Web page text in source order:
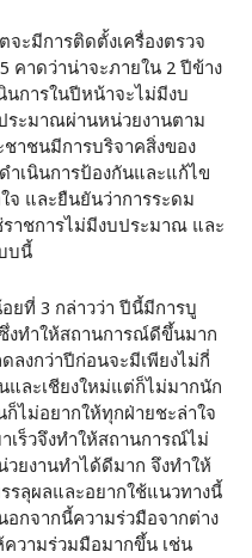
ะมีการติดตั้งเครื่องตรวจ
คาดว่าน่าจะภายใน 2 ปีข้าง
นการในปีหน้าจะไม่มีงบ
ระมาณผ่านหน่วยงานตาม
าชนมีการบริจาคสิ่งของ
ำเนินการป้องกันและแก้ไข
จ และยืนยันว่าการระดม
าชการไม่มีงบประมาณ และ
บนี้
ที่ 3 กล่าวว่า ปีนี้มีการบู
งทำให้สถานการณ์ดีขึ้นมาก
ลงกว่าปีก่อนจะมีเพียงไม่กี่
และเชียงใหม่แต่ก็ไม่มากนัก
ไม่อยากให้ทุกฝ่ายชะล่าใจ
เร็วจึงทำให้สถานการณ์ไม่
ยงานทำได้ดีมาก จึงทำให้
ลุผลและอยากใช้แนวทางนี้
กจากนี้ความร่วมือจากต่าง
ความร่วมมือมากขึ้น เช่น